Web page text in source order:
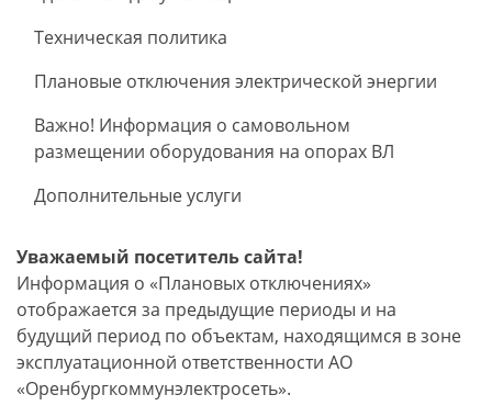
Техническая политика
Плановые отключения электрической энергии
Важно! Информация о самовольном
размещении оборудования на опорах ВЛ
Дополнительные услуги
Уважаемый посетитель сайта!
Информация о «Плановых отключениях»
отображается за предыдущие периоды и на
будущий период по объектам, находящимся в зоне
эксплуатационной ответственности АО
«Оренбургкоммунэлектросеть».